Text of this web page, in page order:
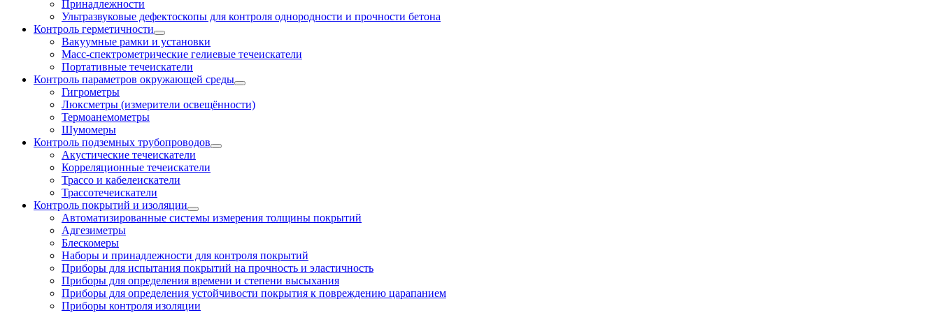
Принадлежности
Ультразвуковые дефектоскопы для контроля однородности и прочности бетона
Контроль герметичности
Вакуумные рамки и установки
Масс-спектрометрические гелиевые течеискатели
Портативные течеискатели
Контроль параметров окружающей среды
Гигрометры
Люксметры (измерители освещённости)
Термоанемометры
Шумомеры
Контроль подземных трубопроводов
Акустические течеискатели
Корреляционные течеискатели
Трассо и кабелеискатели
Трассотечеискатели
Контроль покрытий и изоляции
Автоматизированные системы измерения толщины покрытий
Адгезиметры
Блескомеры
Наборы и принадлежности для контроля покрытий
Приборы для испытания покрытий на прочность и эластичность
Приборы для определения времени и степени высыхания
Приборы для определения устойчивости покрытия к повреждению царапанием
Приборы контроля изоляции